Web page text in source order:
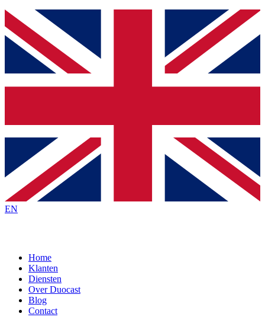
EN
Home
Klanten
Diensten
Over Duocast
Blog
Contact